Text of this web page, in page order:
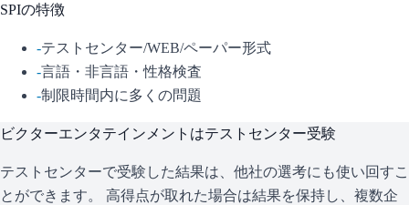
SPIの特徴
-テストセンター/WEB/ペーパー形式
-言語・非言語・性格検査
-制限時間内に多くの問題
ビクターエンタテインメント はテストセンター受験
テストセンターで受験した結果は、他社の選考にも使い回すこ
とができます。 高得点が取れた場合は結果を保持し、複数企